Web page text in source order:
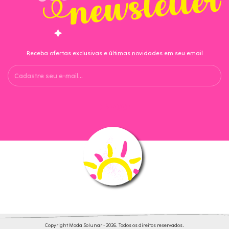
Receba ofertas exclusivas e últimas novidades em seu email
Copyright Moda Solunar - 2026. Todos os direitos reservados.